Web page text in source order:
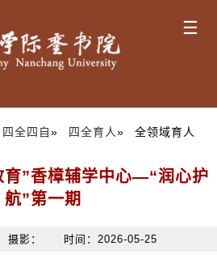
☰
四全四自» 四全育人» 全领域育人
育”香樟辅学中心—“润心护
航”第一期
摄影： 时间：2026-05-25